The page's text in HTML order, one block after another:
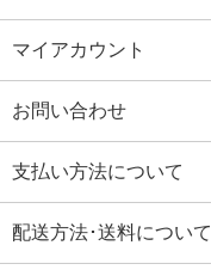
マイアカウント
お問い合わせ
支払い方法について
配送方法･送料について